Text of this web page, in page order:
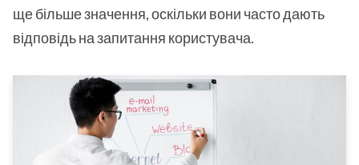
ще більше значення, оскільки вони часто дають
відповідь на запитання користувача.